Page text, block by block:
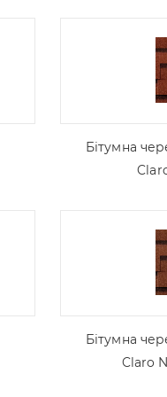
Бітумна
Бітумна
Claro